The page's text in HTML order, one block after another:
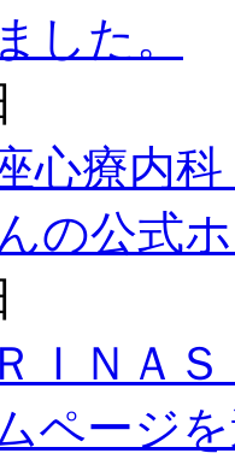
した。
療内科
の公式
ＩＮＡ
ページ